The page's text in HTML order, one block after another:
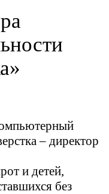
– директор
и детей,
без